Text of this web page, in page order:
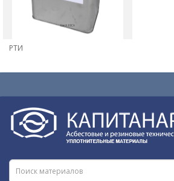
Клей 88СА
РТИ